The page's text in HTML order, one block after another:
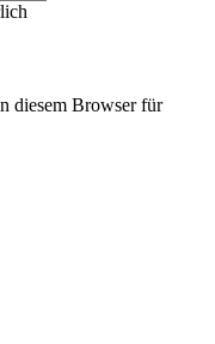
diesem Browser für